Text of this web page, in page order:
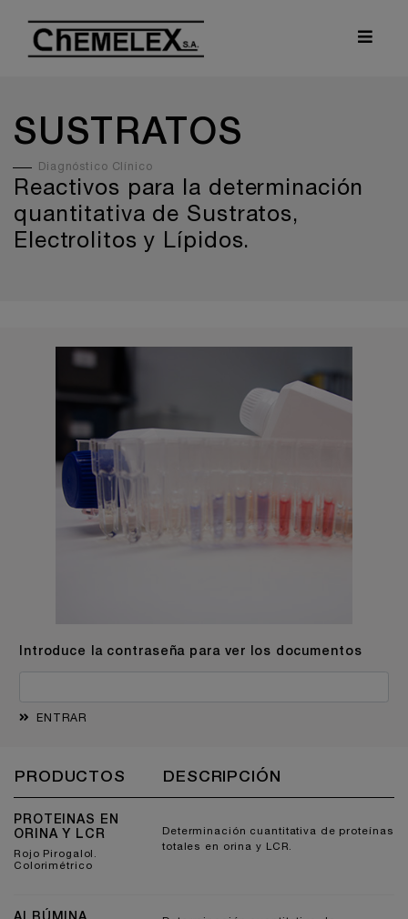
SUSTRATOS
Diagnóstico Clínico
Reactivos para la determinación
quantitativa de Sustratos,
Electrolitos y Lípidos.
PRODUCTOS DESCRIPCIÓN
PROTEINAS EN
ORINA Y LCR
Rojo Pirogalol.
Colorimétrico
Determinación cuantitativa de proteínas
totales en orina y LCR.
Introduce la contraseña para ver los documentos
ENTRAR